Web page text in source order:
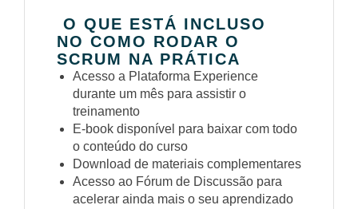
O QUE ESTÁ INCLUSO
NO COMO RODAR O
SCRUM NA PRÁTICA
Acesso a Plataforma Experience
durante um mês para assistir o
treinamento
E-book disponível para baixar com todo
o conteúdo do curso
Download de materiais complementares
Acesso ao Fórum de Discussão para
acelerar ainda mais o seu aprendizado